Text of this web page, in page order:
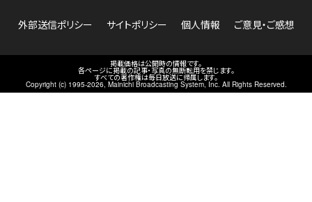
外部送信ポリシー サイトポリシー 個人情報 ご意見・ご感想
掲載価格は公開時の情報です。
各ページに掲載の記事・写真の無断転用を禁じます。
すべての著作権は毎日放送に帰属します。
Copyright (c) 1995-2026, Mainichi Broadcasting System, Inc. All Rights Reserved.